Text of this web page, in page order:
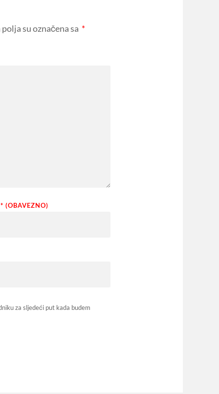
su označena sa *
* (OBAVEZNO)
za sljedeći put kada budem